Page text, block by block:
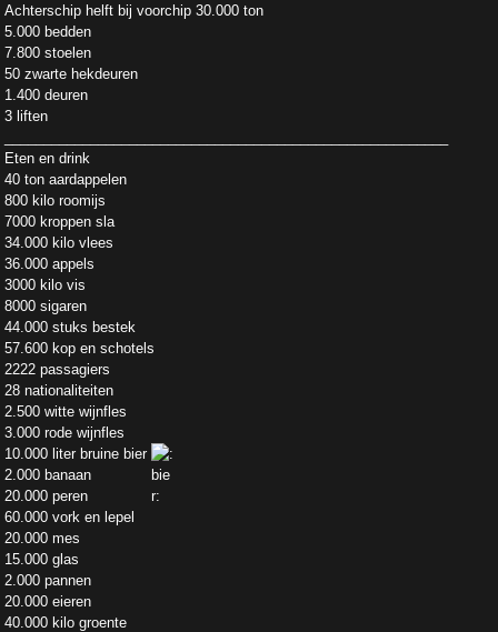
Achterschip helft bij voorchip 30.000 ton
5.000 bedden
7.800 stoelen
50 zwarte hekdeuren
1.400 deuren
3 liften
Eten en drink
40 ton aardappelen
800 kilo roomijs
7000 kroppen sla
34.000 kilo vlees
36.000 appels
3000 kilo vis
8000 sigaren
44.000 stuks bestek
57.600 kop en schotels
2222 passagiers
28 nationaliteiten
2.500 witte wijnfles
3.000 rode wijnfles
10.000 liter bruine bier
2.000 banaan
20.000 peren
60.000 vork en lepel
20.000 mes
15.000 glas
2.000 pannen
20.000 eieren
40.000 kilo groente